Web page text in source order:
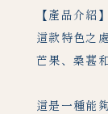
【產品介紹
這款特色之
芒果、桑葚
這是一種能